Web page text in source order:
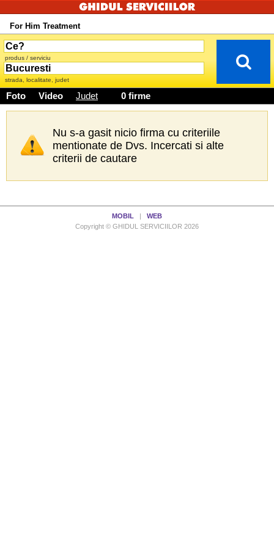
For Him Treatment
produs / serviciu
strada, localitate, judet
Foto Video Judet 0 firme
Nu s-a gasit nicio firma cu criteriile
mentionate de Dvs. Incercati si alte
criterii de cautare
MOBIL
WEB
Copyright © GHIDUL SERVICIILOR 2026